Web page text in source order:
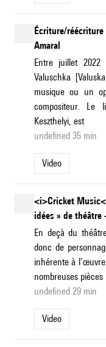
Écriture/réécriture
Amaral
Entre juillet
Valuschka
musique ou un
compositeur. Le
Keszthelyi, est
undefined 35 min
Video
<i>Cricket
idées » de théâtre
En deçà du
donc de
inhérente à
nombreuses
undefined 29 min
Video